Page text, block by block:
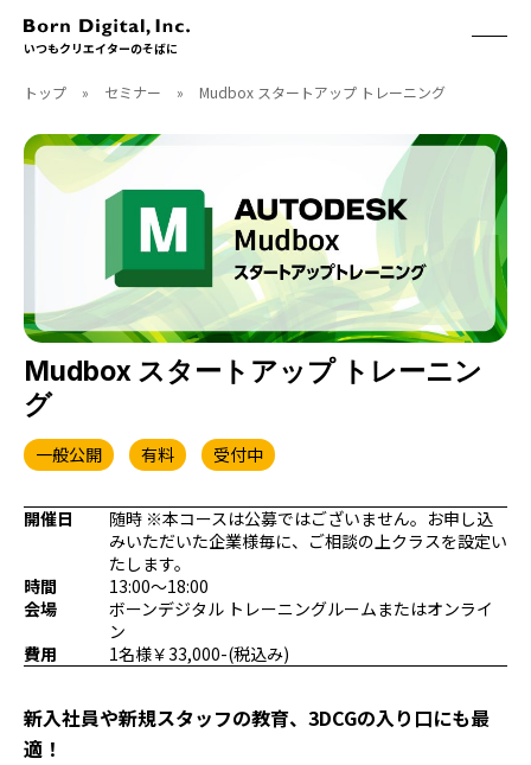
いつもクリエイターのそばに
ABOUT
CONTACT
RECRUIT
クリエイターズID
ACCESS
取扱製品
ソフトウェア
フォント
ハードウェア
ソフトウェアサポート
CGWORLD
月刊誌
別冊
CGWORLD.jp
刊行順
ゲーム/CG
映像/映画/アニメ
プログラミング/ウェブ
ファッション/デザイン/他
チュートリアル
検定
その他
x facebookyoutube
トップ » セミナー » Mudbox スタートアップ トレーニング
Mudbox スタートアップ トレーニン
グ
一般公開 有料 受付中
開催日
随時 ※本コースは公募ではございません。お申し込
みいただいた企業様毎に、ご相談の上クラスを設定い
たします。
時間
13:00～18:00
会場
ボーンデジタル トレーニングルームまたはオンライ
ン
費用
1名様￥33,000-(税込み)
新入社員や新規スタッフの教育、3DCGの入り口にも最
適！